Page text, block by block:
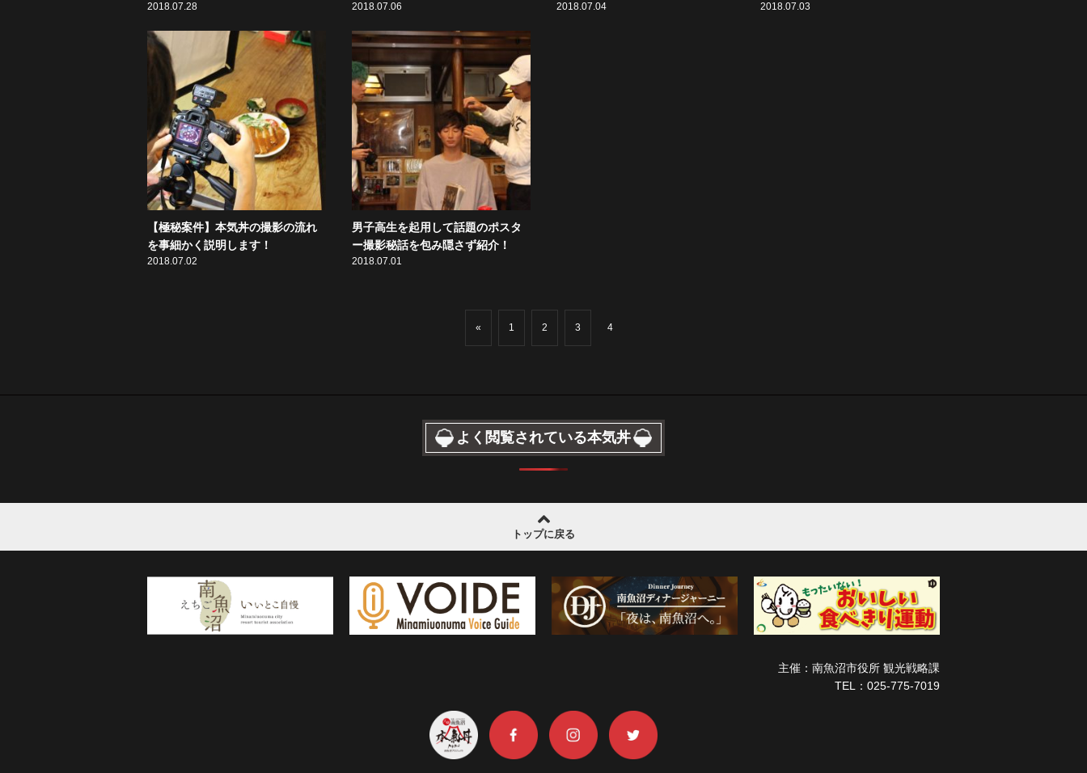
2018.07.28 2018.07.06 2018.07.04 2018.07.03
【極秘案件】本気丼の撮影の流れ
を事細かく説明します！
2018.07.02
男子高生を起用して話題のポスタ
ー撮影秘話を包み隠さず紹介！
2018.07.01
« 1 2 3 4
よく閲覧されている本気丼
トップに戻る
主催：南魚沼市役所 観光戦略課
TEL：025-775-7019